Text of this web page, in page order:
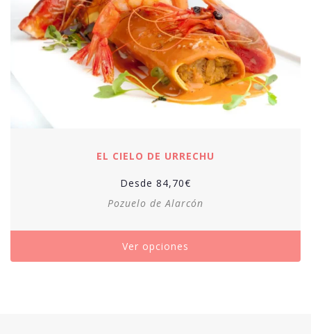
EL CIELO DE URRECHU
Desde 84,70€
Pozuelo de Alarcón
Ver opciones